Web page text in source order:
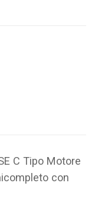
C Tipo Motore
con